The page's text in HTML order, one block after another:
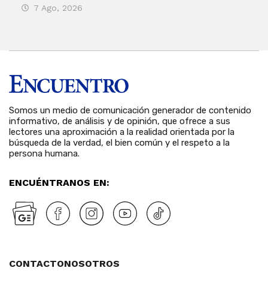
7 Ago, 2026
Somos un medio de comunicación generador de contenido
informativo, de análisis y de opinión, que ofrece a sus
lectores una aproximación a la realidad orientada por la
búsqueda de la verdad, el bien común y el respeto a la
persona humana.
ENCUÉNTRANOS EN:
CONTACTONOSOTROS